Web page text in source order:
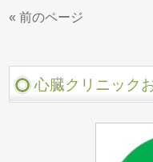
« 前のページ
心臓クリニック